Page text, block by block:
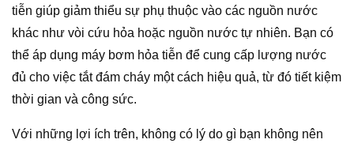
tiễn giúp giảm thiểu sự phụ thuộc vào các nguồn nước
khác như vòi cứu hỏa hoặc nguồn nước tự nhiên. Bạn có
thể áp dụng máy bơm hỏa tiễn để cung cấp lượng nước
đủ cho việc tắt đám cháy một cách hiệu quả, từ đó tiết kiệm
thời gian và công sức.
Với những lợi ích trên, không có lý do gì bạn không nên